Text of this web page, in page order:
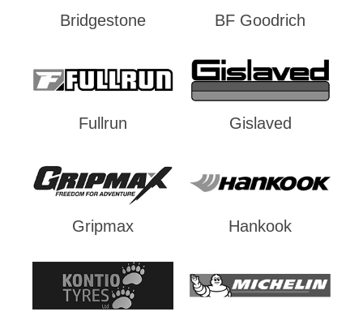
Bridgestone BF Goodrich
Fullrun Gislaved
Gripmax Hankook